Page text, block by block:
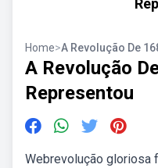
Home>A Revolução De
A Revolução
Representou
Webrevolução gloriosa